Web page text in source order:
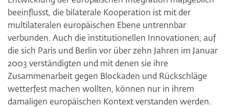
beeinflusst, die bilaterale Kooperation ist mit der
multilateralen europäischen Ebene untrennbar
verbunden. Auch die institutionellen Innovationen, auf
die sich Paris und Berlin vor über zehn Jahren im Januar
2003 verständigten und mit denen sie ihre
Zusammenarbeit gegen Blockaden und Rückschläge
wetterfest machen wollten, können nur in ihrem
damaligen europäischen Kontext verstanden werden.